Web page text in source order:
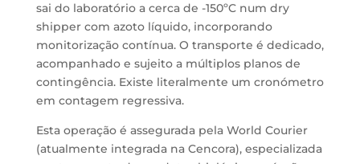
sai do laboratório a cerca de -150ºC num dry
shipper com azoto líquido, incorporando
monitorização contínua. O transporte é dedicado,
acompanhado e sujeito a múltiplos planos de
contingência. Existe literalmente um cronómetro
em contagem regressiva.
Esta operação é assegurada pela World Courier
(atualmente integrada na Cencora), especializada